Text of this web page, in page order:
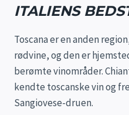
ITALIENS
Toscana er en anden
rødvine, og den er
berømte vinområder.
kendte toscanske vin og
Sangiovese-druen.